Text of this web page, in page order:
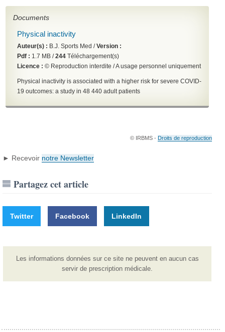
Documents
Physical inactivity
Auteur(s) : B.J. Sports Med /Version :
Pdf : 1.7 MB /244 Téléchargement(s)
Licence : © Reproduction interdite / A usage personnel uniquement
Physical inactivity is associated with a higher risk for severe COVID-
19 outcomes: a study in 48 440 adult patients
© IRBMS - Droits de reproduction
► Recevoir notre Newsletter
Partagez cet article
Twitter Facebook LinkedIn
Les informations données sur ce site ne peuvent en aucun cas
servir de prescription médicale.